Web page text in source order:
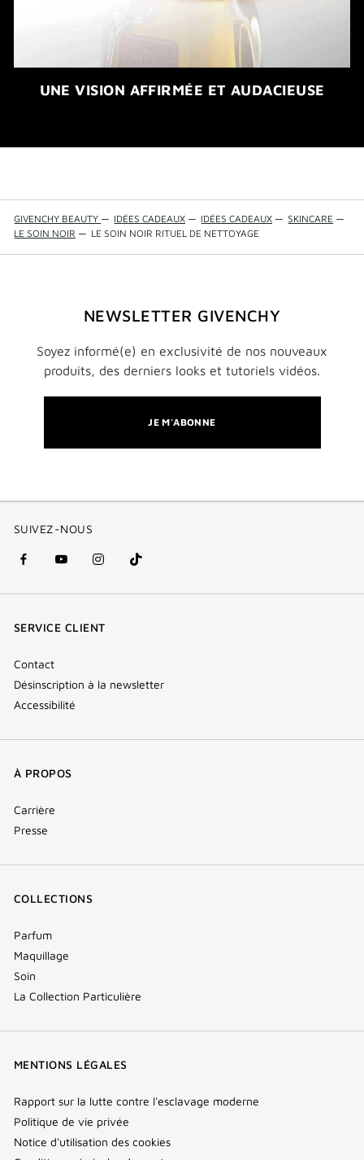
UNE VISION AFFIRMÉE ET AUDACIEUSE​
GIVENCHY BEAUTY — IDÉES CADEAUX — IDÉES CADEAUX — SKINCARE —
LE SOIN NOIR — LE SOIN NOIR RITUEL DE NETTOYAGE
NEWSLETTER GIVENCHY
Soyez informé(e) en exclusivité de nos nouveaux
produits, des derniers looks et tutoriels vidéos.
JE M'ABONNE
SUIVEZ-NOUS
facebook
(nouvelle
youtube
(nouvelle
instagram
(nouvelle
Tik
Tok
SERVICE CLIENT
Contact
Désinscription à la newsletter
Accessibilité
À PROPOS
Carrière
Presse
COLLECTIONS
Parfum
Maquillage
Soin
La Collection Particulière
MENTIONS LÉGALES
Rapport sur la lutte contre l'esclavage moderne
Politique de vie privée
Notice d'utilisation des cookies